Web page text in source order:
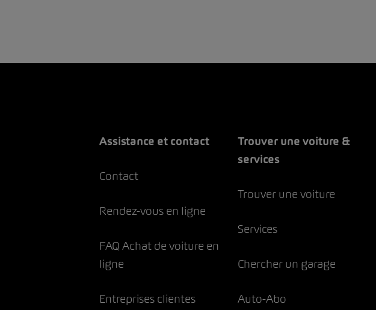
Assistance et contact
Contact
Rendez-vous en ligne
FAQ Achat de voiture en
ligne
Entreprises clientes
Trouver une voiture &
services
Trouver une voiture
Services
Chercher un garage
Auto-Abo